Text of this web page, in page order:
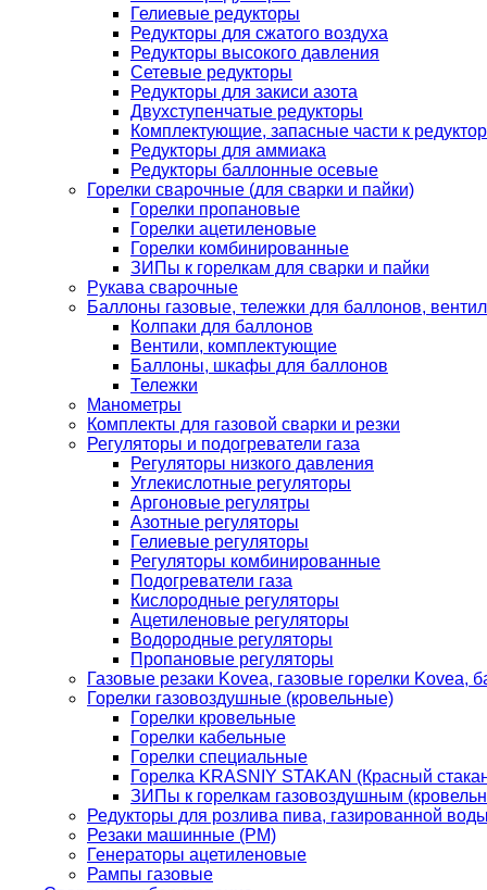
Гелиевые редукторы
Редукторы для сжатого воздуха
Редукторы высокого давления
Сетевые редукторы
Редукторы для закиси азота
Двухступенчатые редукторы
Комплектующие, запасные части к
Редукторы для аммиака
Редукторы баллонные осевые
Горелки сварочные (для сварки и пайки)
Горелки пропановые
Горелки ацетиленовые
Горелки комбинированные
ЗИПы к горелкам для сварки и пайки
Рукава сварочные
Баллоны газовые, тележки для баллонов,
Колпаки для баллонов
Вентили, комплектующие
Баллоны, шкафы для баллонов
Тележки
Манометры
Комплекты для газовой сварки и резки
Регуляторы и подогреватели газа
Регуляторы низкого давления
Углекислотные регуляторы
Аргоновые регулятры
Азотные регуляторы
Гелиевые регуляторы
Регуляторы комбинированные
Подогреватели газа
Кислородные регуляторы
Ацетиленовые регуляторы
Водородные регуляторы
Пропановые регуляторы
Газовые резаки Kovea, газовые горелки Kovea,
Горелки газовоздушные (кровельные)
Горелки кровельные
Горелки кабельные
Горелки специальные
Горелка KRASNIY STAKAN (Красный
ЗИПы к горелкам газовоздушным
Редукторы для розлива пива, газированной
Резаки машинные (РМ)
Генераторы ацетиленовые
Рампы газовые